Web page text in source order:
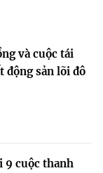
và cuộc tái
động sản lõi đô
9 cuộc thanh